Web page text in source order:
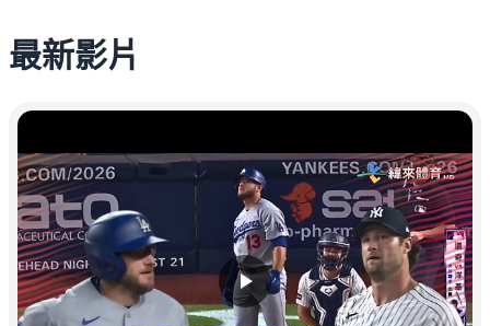
最新影片